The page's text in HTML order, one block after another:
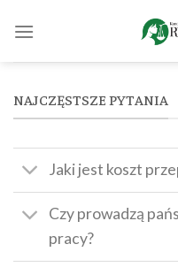
NAJCZĘSTSZE PYTANIA
Jaki jest koszt
Czy prowadzą
pracy?